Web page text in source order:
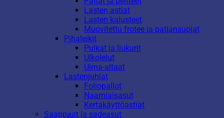
Lasten astiat
Lasten kalusteet
Muovitettu frotee ja patjansuojat
Pihaleikit
Pulkat ja liukurit
Ulkolelut
Uima-altaat
Lastenjuhlat
Foliopallot
Naamiaisasut
Kertakäyttöastiat
Saappaat ja sadeasut